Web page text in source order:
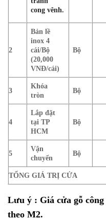
cong vênh.
2
Bản lề
inox 4
cái/Bộ
(20,000
VNĐ/cái)
Bộ
3
Khóa
tròn
Bộ
4
Lắp đặt
tại TP
HCM
Bộ
5
Vận
chuyển
Bộ
TỔNG GIÁ TRỊ CỬA
Lưu ý : Giá cửa gỗ
theo M2.